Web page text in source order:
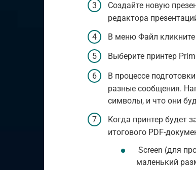
Создайте новую
редактора
В меню Файл
Выберите принтер
В процессе
разные сообщения.
символы, и что они
Когда принтер будет
итогового PDF-
Screen (для
маленький